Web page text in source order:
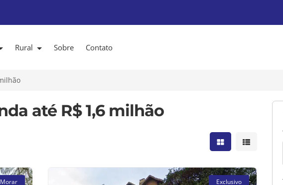
Rural Sobre Contato
até R$ 1,6 milhão
MostrarMostrar
Exclusivo